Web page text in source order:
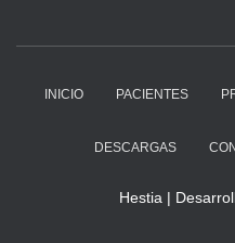
INICIO PACIENTES
DESCARGAS
Hestia |